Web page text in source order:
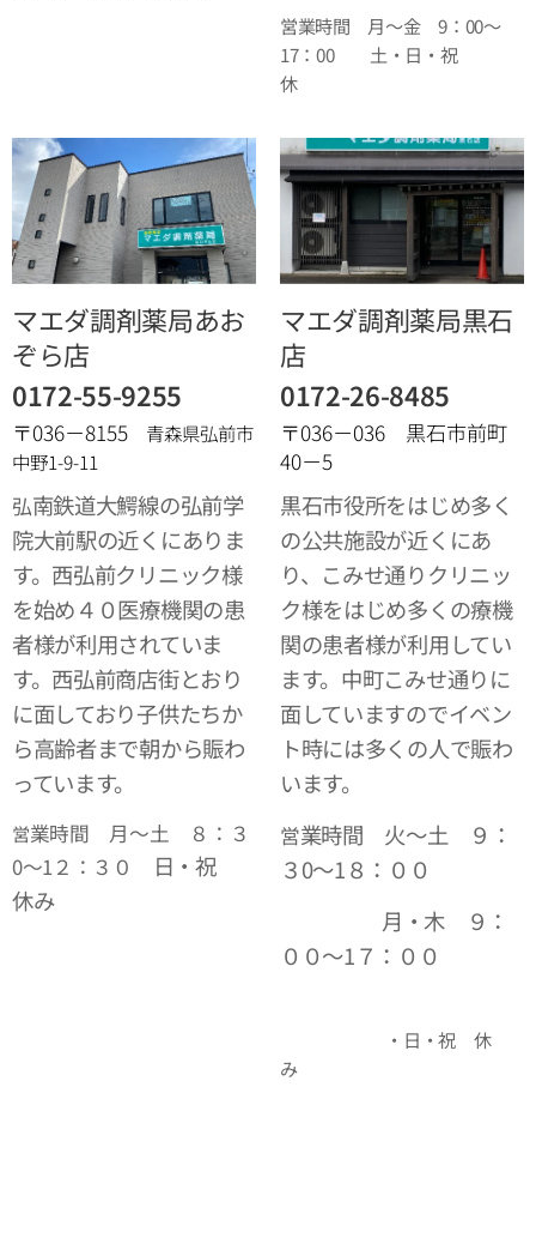
営業時間 月～金 9：00～
17：00 土・日・祝
休
マエダ調剤薬局あお
ぞら店
0172-55-9255
〒036－8155
青森県弘前市
中野1-9-11
弘南鉄道大鰐線の弘前学
院大前駅の近くにありま
す。西弘前クリニック様
を始め４０医療機関の患
者様が利用されていま
す。西弘前商店街とおり
に面しており子供たちか
ら高齢者まで朝から賑わ
っています。
営業時間 月～土 ８：３
0～1２：３０
日・祝
休み
マエダ調剤薬局黒石
店
0172-26-8485
〒036－036 黒石市前町
40－5
黒石市役所をはじめ多く
の公共施設が近くにあ
り、こみせ通りクリニッ
ク様をはじめ多くの療機
関の患者様が利用してい
ます。中町こみせ通りに
面していますのでイベン
ト時には多くの人で賑わ
います。
営業時間 火～土 ９：
３0～1８：００
月・木 ９：
００～1７：００
・日・祝 休
み